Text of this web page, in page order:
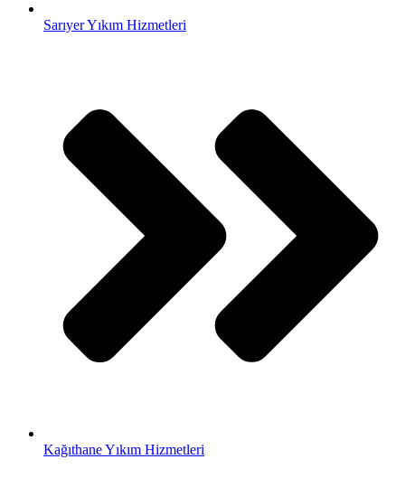
Sarıyer Yıkım Hizmetleri
Kağıthane Yıkım Hizmetleri